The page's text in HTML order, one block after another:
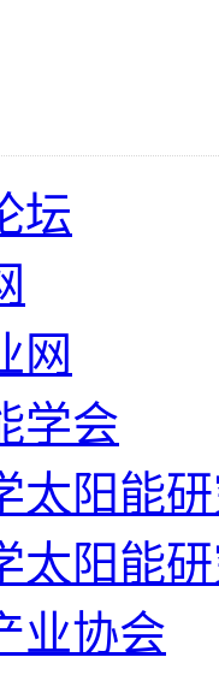
坛
网
学会
太阳能
太阳能
业协会